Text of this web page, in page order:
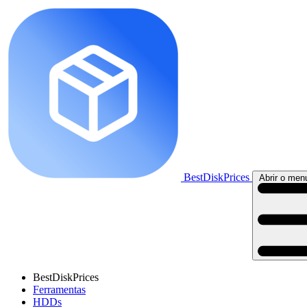
BestDiskPrices Abrir o
BestDiskPrices
Ferramentas
HDDs